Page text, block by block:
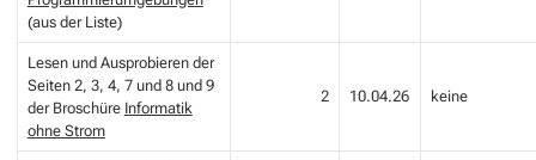
(aus der Liste)
Lesen und Ausprobieren der
Seiten 2, 3, 4, 7 und 8 und 9
der Broschüre Informatik
ohne Strom
2 10.04.26 keine